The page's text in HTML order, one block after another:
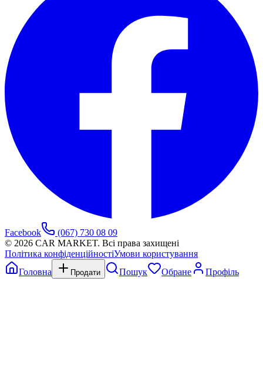
Facebook
(067) 730 08 09
© 2026 CAR MARKET. Всі права захищені
Політика конфіденційностіУмови користування
Головна
Продати Пошук Обране Профіль